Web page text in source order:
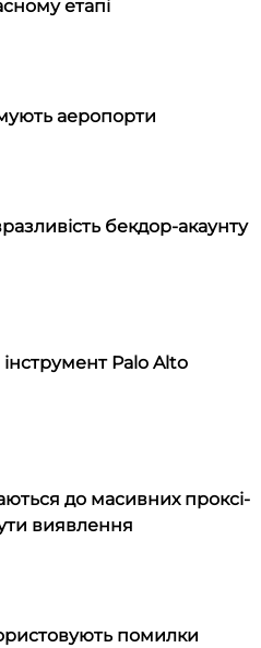
етапі
аеропорти
бекдор-акаунту
Palo Alto
до масивних проксі-
виявлення
помилки